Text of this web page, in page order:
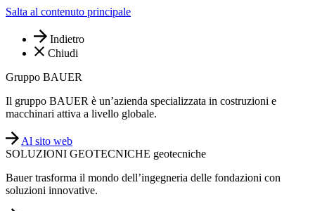
Salta al contenuto principale
Indietro
Chiudi
Gruppo BAUER
Il gruppo BAUER è un’azienda specializzata in costruzioni e
macchinari attiva a livello globale.
Al sito web
SOLUZIONI GEOTECNICHE geotecniche
Bauer trasforma il mondo dell’ingegneria delle fondazioni con
soluzioni innovative.